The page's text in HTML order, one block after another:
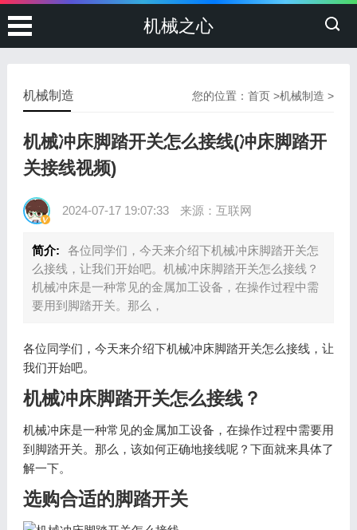
机械之心
您的位置：首页 >机械制造 >
机械制造
机械冲床脚踏开关怎么接线(冲床脚踏开
关接线视频)
2024-07-17 19:07:33 来源：互联网
简介:
各位同学们，今天来介绍下机械冲床脚踏开关怎
么接线，让我们开始吧。机械冲床脚踏开关怎么接线？
机械冲床是一种常见的金属加工设备，在操作过程中需
要用到脚踏开关。那么，
各位同学们，今天来介绍下机械冲床脚踏开关怎么接线，让
我们开始吧。
机械冲床脚踏开关怎么接线？
机械冲床是一种常见的金属加工设备，在操作过程中需要用
到脚踏开关。那么，该如何正确地接线呢？下面就来具体了
解一下。
选购合适的脚踏开关